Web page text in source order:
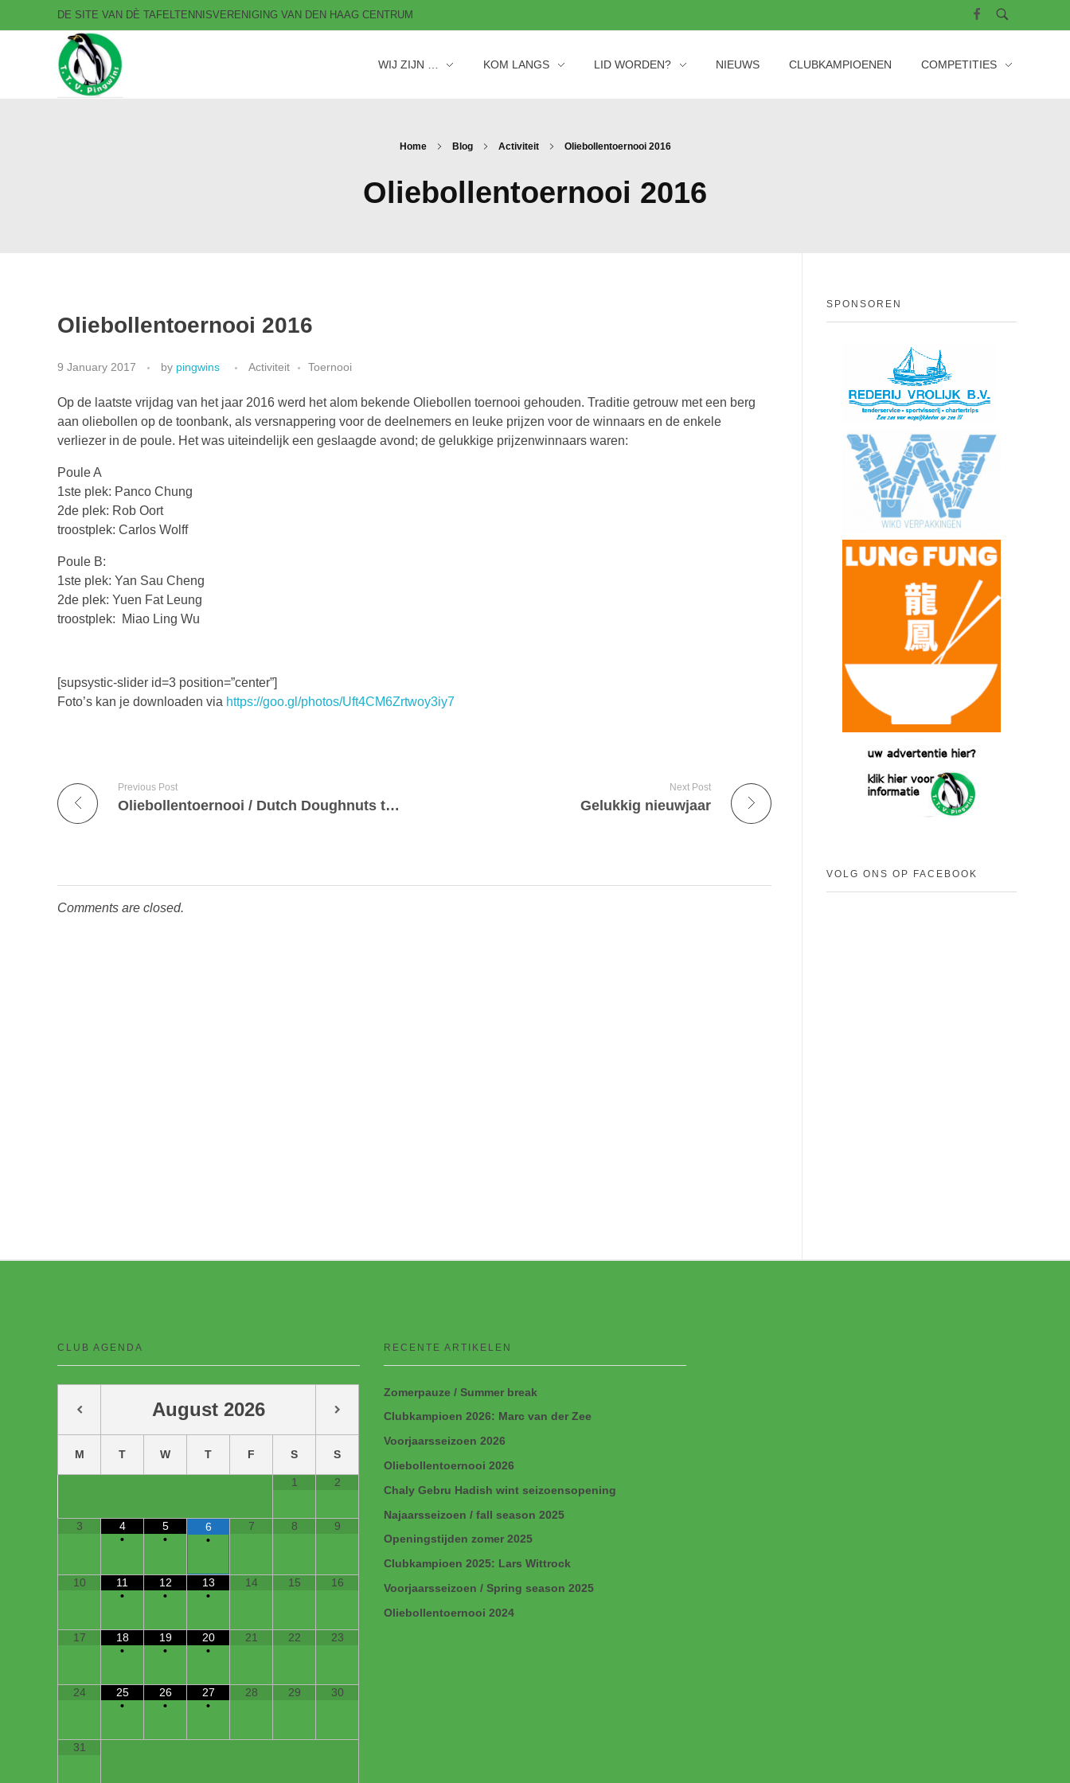
DE SITE VAN DÈ TAFELTENNISVERENIGING VAN DEN HAAG CENTRUM
WIJ ZIJN … KOM LANGS LID WORDEN? NIEUWS CLUBKAMPIOENEN COMPETITIES
Home Blog Activiteit Oliebollentoernooi 2016
Oliebollentoernooi 2016
Oliebollentoernooi 2016
9 January 2017 by pingwins Activiteit Toernooi
Op de laatste vrijdag van het jaar 2016 werd het alom bekende Oliebollen toernooi gehouden. Traditie getrouw met een berg
aan oliebollen op de toonbank, als versnappering voor de deelnemers en leuke prijzen voor de winnaars en de enkele
verliezer in de poule. Het was uiteindelijk een geslaagde avond; de gelukkige prijzenwinnaars waren:
Poule A
1ste plek: Panco Chung
2de plek: Rob Oort
troostplek: Carlos Wolff
Poule B:
1ste plek: Yan Sau Cheng
2de plek: Yuen Fat Leung
troostplek: Miao Ling Wu
[supsystic-slider id=3 position=”center”]
Foto’s kan je downloaden via https://goo.gl/photos/Uft4CM6Zrtwoy3iy7
Previous Post
Oliebollentoernooi / Dutch Doughnuts tournament
Next Post
Gelukkig nieuwjaar
Comments are closed.
SPONSOREN
VOLG ONS OP FACEBOOK
CLUB AGENDA
August 2026
M T W T F S S
1 2
3
4
•
5
•
6
•
7 8 9
10
11
•
12
•
13
•
14 15 16
17
18
•
19
•
20
•
21 22 23
24
25
•
26
•
27
•
28 29 30
31
RECENTE ARTIKELEN
Zomerpauze / Summer break
Clubkampioen 2026: Marc van der Zee
Voorjaarsseizoen 2026
Oliebollentoernooi 2026
Chaly Gebru Hadish wint seizoensopening
Najaarsseizoen / fall season 2025
Openingstijden zomer 2025
Clubkampioen 2025: Lars Wittrock
Voorjaarsseizoen / Spring season 2025
Oliebollentoernooi 2024